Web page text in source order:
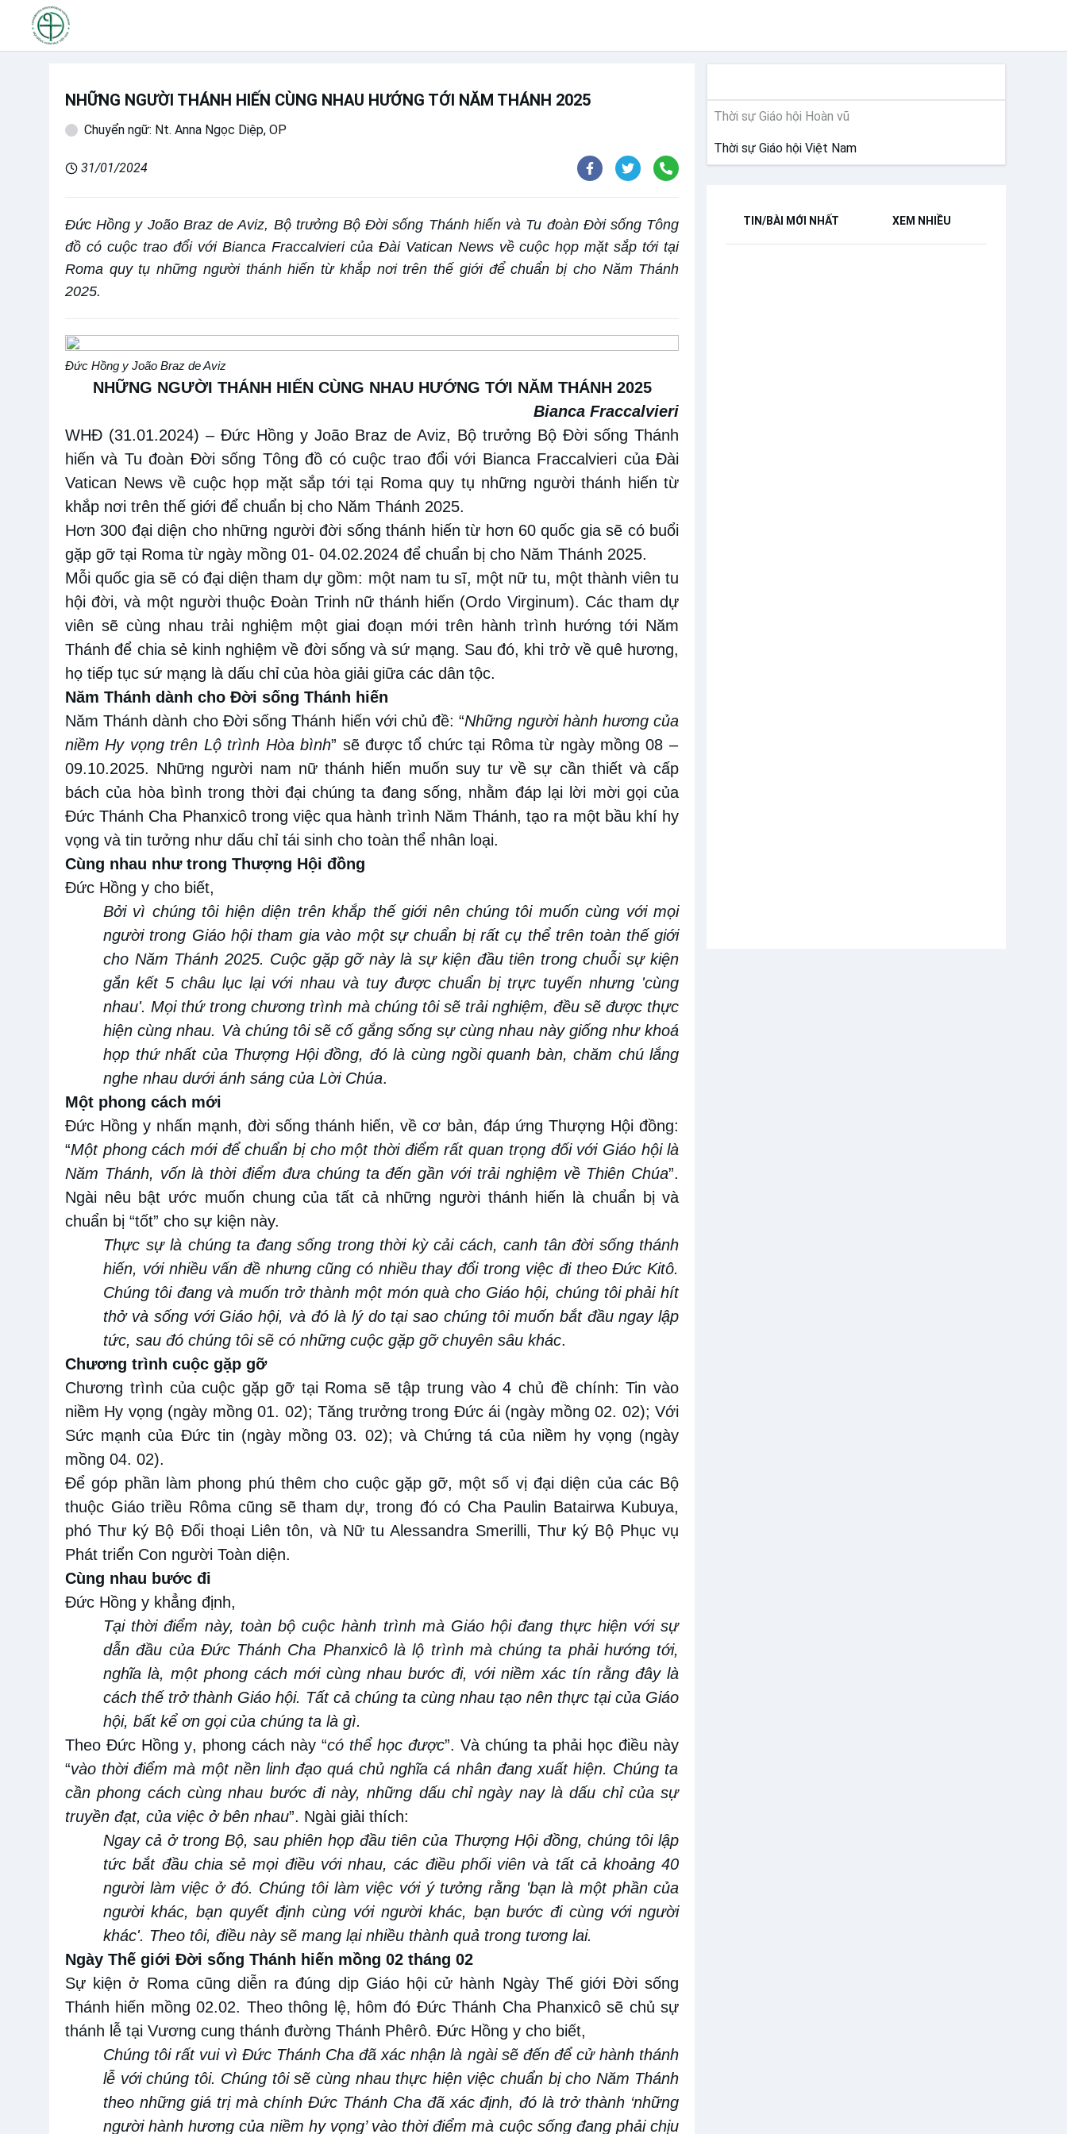
NHỮNG NGƯỜI THÁNH HIẾN CÙNG NHAU HƯỚNG TỚI NĂM THÁNH 2025
Chuyển ngữ: Nt. Anna Ngọc Diệp, OP
31/01/2024
Đức Hồng y João Braz de Aviz, Bộ trưởng Bộ Đời sống Thánh hiến và Tu đoàn Đời sống Tông
đồ có cuộc trao đổi với Bianca Fraccalvieri của Đài Vatican News về cuộc họp mặt sắp tới tại
Roma quy tụ những người thánh hiến từ khắp nơi trên thế giới để chuẩn bị cho Năm Thánh
2025.
Đức Hồng y João Braz de Aviz
NHỮNG NGƯỜI THÁNH HIẾN CÙNG NHAU HƯỚNG TỚI NĂM THÁNH 2025
Bianca Fraccalvieri
WHĐ (31.01.2024) –Đức Hồngy João Braz de Aviz, Bộ trưởng Bộ Đời sống Thánh
hiến và Tu đoàn Đời sống Tông đồ cócuộc trao đổi với Bianca Fraccalvieri của Đài
Vatican News về cuộc họp mặtsắp tới tại Romaquy tụ những người thánh hiến từ
khắp nơi trên thế giới để chuẩn bị cho Năm Thánh 2025.
Hơn 300 đại diện cho những ngườiđời sống thánh hiến từ hơn 60 quốc gia sẽ cóbuổi
gặp gỡ tại Roma từ ngày mồng 01- 04.02.2024 để chuẩn bị cho Năm Thánh 2025.
Mỗi quốc gia sẽ có đại diện tham dự gồm: một nam tu sĩ, một nữ tu, một thành viên tu
hội đời, và một người thuộc Đoàn Trinh nữ thánh hiến (Ordo Virginum). Cáctham dự
viên sẽ cùng nhau trải nghiệm một giai đoạn mới trên hành trình hướng tới Năm
Thánh để chia sẻ kinh nghiệm về đời sống và sứ mạng. Sau đó, khi trở về quê hương,
họ tiếp tục sứ mạng là dấu chỉ của hòa giải giữa các dân tộc.
Năm Thánh dành cho Đời sống Thánh hiến
Năm Thánh dành cho Đời sống Thánh hiến với chủ đề: “Những người hành hương của
niềmHy vọng trên Lộ trình Hòa bình” sẽ được tổ chức tại Rôma từ ngày mồng 08 –
09.10.2025. Những người nam nữ thánh hiến muốn suy tư về sự cần thiết vàcấp
bách của hòa bình trong thời đại chúng ta đang sống, nhằm đáp lại lời mời gọi của
Đức Thánh Cha Phanxicô trong việc qua hành trình Năm Thánh, tạo ra một bầu khí hy
vọng và tin tưởng như dấu chỉ tái sinh cho toàn thể nhân loại.
Cùng nhau như trong Thượng Hội đồng
Đức Hồng y cho biết,
Bởi vì chúng tôi hiện diện trên khắp thế giới nênchúng tôi muốn cùng với mọi
người trong Giáo hội tham gia vào một sự chuẩn bị rất cụ thể trên toàn thế giới
cho Năm Thánh 2025. Cuộc gặp gỡ này là sự kiện đầu tiên trong chuỗi sự kiện
gắn kết5 châu lục lại với nhauvà tuyđược chuẩn bị trực tuyến nhưng 'cùng
nhau'. Mọi thứ trong chương trình mà chúng tôi sẽ trải nghiệm, đều sẽ được thực
hiện cùng nhau. Và chúng tôi sẽ cố gắng sống sự cùng nhau nàygiống như khoá
họp thứnhấtcủa Thượng Hội đồng, đó là cùng ngồi quanh bàn, chăm chúlắng
nghe nhau dưới ánh sáng của Lời Chúa.
Một phong cách mới
Đức Hồngy nhấn mạnh, đời sống thánh hiến, về cơ bản, đáp ứng Thượng Hội đồng:
“Một phong cách mới để chuẩn bị cho một thời điểm rất quan trọng đối với Giáo hộilà
Năm Thánh, vốn là thời điểm đưa chúng ta đến gần với trải nghiệm về Thiên Chúa”.
Ngài nêu bật ước muốn chung của tất cả những người thánh hiến là chuẩn bị và
chuẩn bị “tốt” cho sự kiện này.
Thực sự là chúng ta đang sống trong thời kỳ cải cách, canh tân đời sống thánh
hiến, với nhiều vấn đề nhưng cũng có nhiều thay đổi trong việc đi theo Đức Kitô.
Chúng tôi đang và muốn trở thành một món quà cho Giáo hội, chúng tôi phải hít
thở và sống với Giáo hội, và đó là lý do tại sao chúng tôi muốn bắt đầu ngay lập
tức, sau đó chúng tôi sẽ có những cuộc gặp gỡ chuyên sâu khác.
Chương trình cuộc gặp gỡ
Chương trình của cuộc gặp gỡ tại Roma sẽ tập trung vào4 chủ đề chính: Tin vào
niềm Hy vọng (ngày mồng 01. 02); Tăng trưởng trong Đức ái (ngày mồng 02. 02); Với
Sức mạnh của Đức tin (ngày mồng 03. 02); và Chứng tá của niềm hy vọng (ngày
mồng 04. 02).
Để góp phần làm phong phú thêm cho cuộc gặp gỡ, một số vị đại diện của các Bộ
thuộc Giáo triều Rôma cũng sẽ tham dự, trong đó có Cha Paulin Batairwa Kubuya,
phó Thư ký Bộ Đối thoại Liên tôn, và Nữ tu Alessandra Smerilli, Thư ký Bộ Phục vụ
Phát triển Con người Toàn diện.
Cùng nhau bước đi
Đức Hồng y khẳng định,
Tại thời điểm này, toàn bộ cuộc hành trình mà Giáo hội đang thực hiện với sự
dẫn đầu của Đức Thánh Cha Phanxicô là lộ trình mà chúng ta phải hướng tới,
nghĩa là, một phong cách mới cùng nhau bước đi, với niềm xác tín rằng đây là
cách thế trở thành Giáo hội. Tất cả chúng ta cùng nhau tạo nên thực tại của Giáo
hội, bất kể ơn gọi của chúng ta là gì.
Theo Đức Hồngy, phong cách này “có thể học được”. Và chúng ta phải học điều này
“vào thời điểm mà một nền linh đạo quá chủ nghĩa cá nhân đang xuấthiện. Chúng ta
cần phong cách cùng nhau bước đi này, những dấu chỉ ngày nay là dấu chỉ của sự
truyền đạt, của việc ở bên nhau”. Ngài giải thích:
Ngay cả ở trong Bộ, sau phiên họp đầu tiên của Thượng Hội đồng, chúng tôi lập
tức bắt đầu chia sẻ mọi điều vớinhau, các điều phối viên và tất cả khoảng 40
người làm việc ở đó. Chúng tôi làm việc với ý tưởng rằng 'bạn là một phần của
người khác, bạn quyết định cùng với người khác, bạn bước đi cùng với người
khác'. Theo tôi, điều này sẽ mang lại nhiều thành quả trong tương lai.
Ngày Thế giới Đời sống Thánh hiến mồng 02 tháng 02
Sự kiện ở Romacũng diễn ra đúng dịp Giáo hội cử hành Ngày Thế giới Đời sống
Thánh hiến mồng 02.02. Theo thông lệ, hôm đó Đức Thánh Cha Phanxicô sẽ chủ sự
thánh lễ tại Vương cung thánh đường Thánh Phêrô. Đức Hồng y cho biết,
Chúng tôi rất vui vì Đức Thánh Cha đã xác nhận là ngài sẽ đến để cử hành thánh
lễ với chúng tôi. Chúng tôi sẽ cùng nhau thực hiện việc chuẩn bị cho Năm Thánh
theo những giá trị mà chính Đức Thánh Cha đã xác định, đó là trở thành ‘những
người hành hương của niềm hy vọng’ vào thời điểm mà cuộc sống đang phải chịu
Thời sự Giáo hội Hoàn vũ
Thời sự Giáo hội Việt Nam
TIN/BÀI MỚI NHẤT XEM NHIỀU